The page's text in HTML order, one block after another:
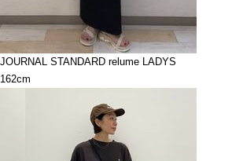
JOURNAL STANDARD relume LADYS
162cm